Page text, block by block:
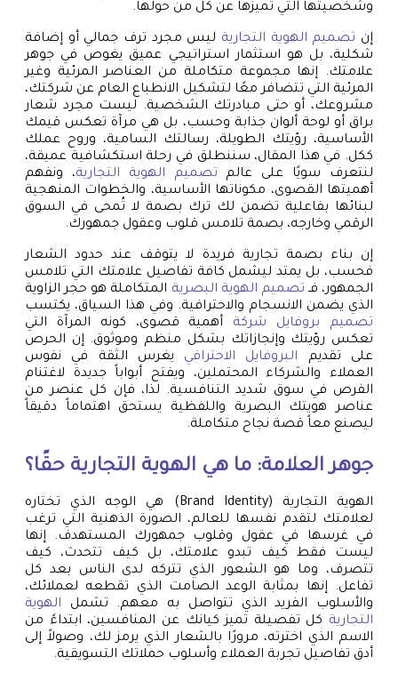
وشخصيتها التي تميزها عن كل من حولها.
إن تصميم الهوية التجارية ليس مجرد ترف جمالي أو إضافة
شكلية، بل هو استثمار استراتيجي عميق يغوص في جوهر
علامتك. إنها مجموعة متكاملة من العناصر المرئية وغير
المرئية التي تتضافر معًا لتشكيل الانطباع العام عن شركتك،
مشروعك، أو حتى مبادرتك الشخصية. ليست مجرد شعار
براق أو لوحة ألوان جذابة وحسب، بل هي مرآة تعكس قيمك
الأساسية، رؤيتك الطويلة، رسالتك السامية، وروح عملك
ككل. في هذا المقال، سننطلق في رحلة استكشافية عميقة،
لنتعرف سويًا على عالم تصميم الهوية التجارية، ونفهم
أهميتها القصوى، مكوناتها الأساسية، والخطوات المنهجية
لبنائها بفاعلية تضمن لك ترك بصمة لا تُمحى في السوق
الرقمي وخارجه، بصمة تلامس قلوب وعقول جمهورك.
إن بناء بصمة تجارية فريدة لا يتوقف عند حدود الشعار
فحسب، بل يمتد ليشمل كافة تفاصيل علامتك التي تلامس
الجمهور، فـ تصميم الهوية البصرية المتكاملة هو حجر الزاوية
الذي يضمن الانسجام والاحترافية. وفي هذا السياق، يكتسب
تصميم بروفايل شركة أهمية قصوى، كونه المرآة التي
تعكس رؤيتك وإنجازاتك بشكل منظم وموثوق. إن الحرص
على تقديم البروفايل الاحترافي يغرس الثقة في نفوس
العملاء والشركاء المحتملين، ويفتح أبواباً جديدة لاغتنام
الفرص في سوق شديد التنافسية. لذا، فإن كل عنصر من
عناصر هويتك البصرية واللفظية يستحق اهتماماً دقيقاً
ليصنع معاً قصة نجاح متكاملة.
جوهر العلامة: ما هي الهوية التجارية حقًا؟
الهوية التجارية (Brand Identity) هي الوجه الذي تختاره
لعلامتك لتقدم نفسها للعالم، الصورة الذهنية التي ترغب
في غرسها في عقول وقلوب جمهورك المستهدف. إنها
ليست فقط كيف تبدو علامتك، بل كيف تتحدث، كيف
تتصرف، وما هو الشعور الذي تتركه لدى الناس بعد كل
تفاعل. إنها بمثابة الوعد الصامت الذي تقطعه لعملائك،
والأسلوب الفريد الذي تتواصل به معهم. تشمل الهوية
التجارية كل تفصيلة تميز كيانك عن المنافسين، ابتداءً من
الاسم الذي اخترته، مرورًا بالشعار الذي يرمز لك، وصولاً إلى
أدق تفاصيل تجربة العملاء وأسلوب حملاتك التسويقية.